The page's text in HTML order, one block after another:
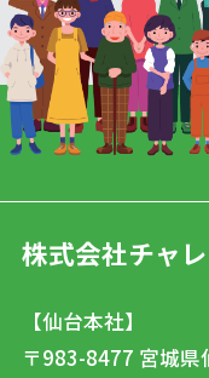
株式会社チャ
【仙台本社】
〒983-8477 宮城県